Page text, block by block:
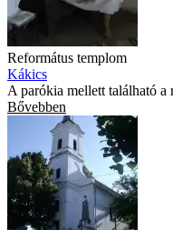
Református templom
Kákics
A parókia mellett található
Bővebben